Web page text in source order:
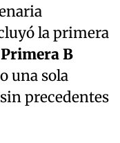
la primera
Primera B
una sola
precedentes